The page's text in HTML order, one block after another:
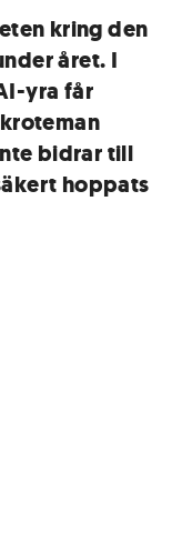
kring den
året. I
yra får
bidrar till
hoppats